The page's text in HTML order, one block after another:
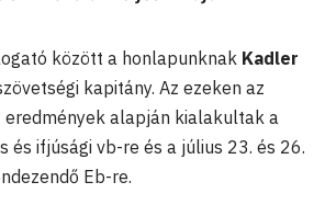
között a honlapunknak Kadler
kapitány. Az ezeken az
alapján kialakultak a
és ifjúsági vb-re és a július 23. és 26.
Eb-re.